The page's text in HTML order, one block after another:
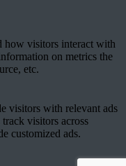
how visitors interact with
on metrics the
etc.
visitors with relevant ads
visitors across
customized ads.